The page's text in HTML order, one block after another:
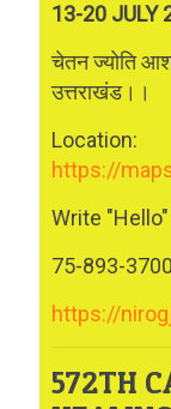
13-20 JULY
चेतन ज्योति
उत्तराखंड।।
Location:
https://
Write
75-893-
https://
572TH